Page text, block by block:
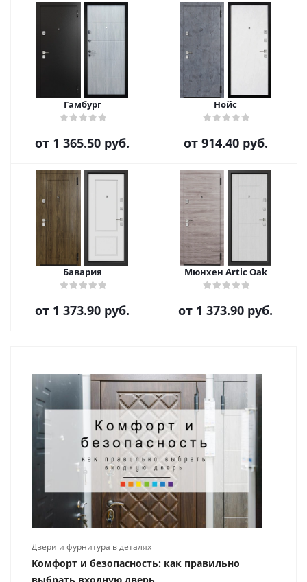
Гамбург
от 1 365.50 руб.
Нойс
от 914.40 руб.
Бавария
от 1 373.90 руб.
Мюнхен Artic Oak
от 1 373.90 руб.
Двери и фурнитура в деталях
Комфорт и безопасность: как правильно